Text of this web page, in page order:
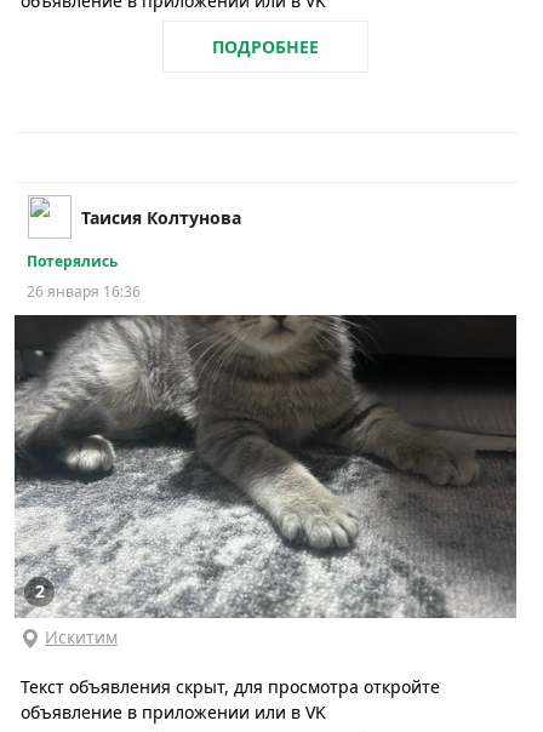
ПОДРОБНЕЕ
Таисия Колтунова
Потерялись
26 января 16:36
2
Искитим
Текст объявления скрыт, для просмотра откройте
объявление в приложении или в VK